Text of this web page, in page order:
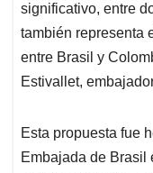
significativo, entre
también representa
entre Brasil y
Estivallet,
Esta propuesta fue
Embajada de Brasil